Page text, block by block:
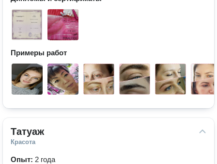
Примеры работ
Татуаж
Красота
Опыт: 2 года